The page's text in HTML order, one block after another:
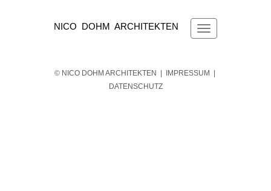
NICO DOHM ARCHITEKTEN
© NICO DOHM ARCHITEKTEN | IMPRESSUM
DATENSCHUTZ